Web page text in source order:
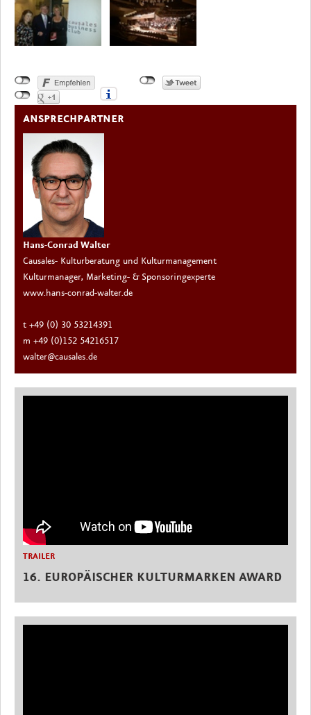
ANSPRECHPARTNER
Hans-Conrad Walter
Causales- Kulturberatung und Kulturmanagement
Kulturmanager, Marketing- & Sponsoringexperte
www.hans-conrad-walter.de
t +49 (0) 30 53214391
m +49 (0)152 54216517
walter@causales.de
TRAILER
16. EUROPÄISCHER KULTURMARKEN AWARD